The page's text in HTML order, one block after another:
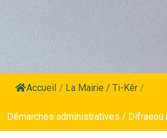
Accueil / La Mairie / Ti-Kêr /
Démarches administratives / Difraeoù